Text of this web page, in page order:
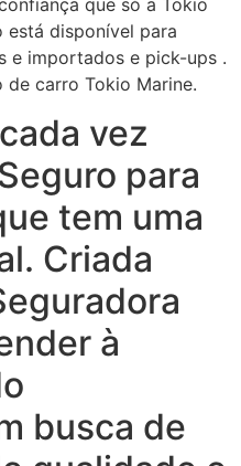
está disponível para
e importados e pick-ups .
de carro Tokio Marine.
vez
para
tem uma
Criada
à
busca de